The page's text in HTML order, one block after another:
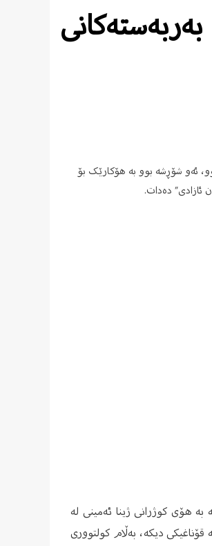
ئەو شۆڕشە بوو بە هۆکارێک بۆ
ئازادی” دەدات.
هۆی کوژرانی ژینا ئەمینی لە
قۆناغیکی دیکە، بەڵام کولتووری